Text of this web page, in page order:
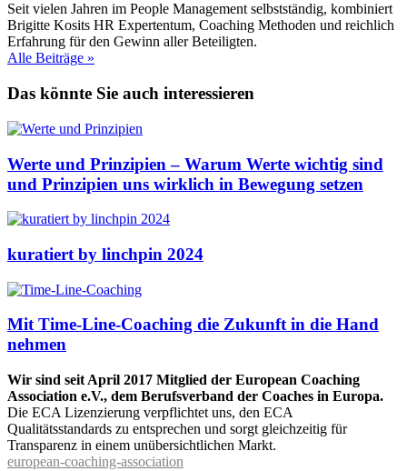
Seit vielen Jahren im People Management selbstständig, kombiniert
Brigitte Kosits HR Expertentum, Coaching Methoden und reichlich
Erfahrung für den Gewinn aller Beteiligten.
Alle Beiträge »
Das könnte Sie auch interessieren
Werte und Prinzipien – Warum Werte wichtig sind
und Prinzipien uns wirklich in Bewegung setzen
kuratiert by linchpin 2024
Mit Time-Line-Coaching die Zukunft in die Hand
nehmen
Wir sind seit April 2017 Mitglied der European Coaching
Association e.V., dem Berufsverband der Coaches in Europa.
Die ECA Lizenzierung verpflichtet uns, den ECA
Qualitätsstandards zu entsprechen und sorgt gleichzeitig für
Transparenz in einem unübersichtlichen Markt.
european-coaching-association